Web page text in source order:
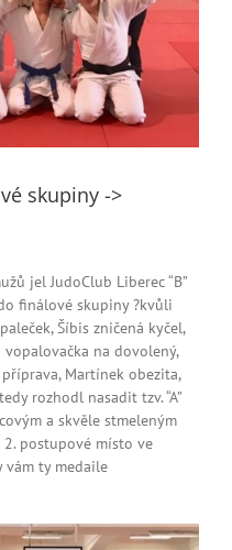
skupiny ->
jel JudoClub Liberec “B”
finálové skupiny ?kvůli
Šíbis zničená kyčel,
na dovolený,
Martínek obezita,
rozhodl nasadit tzv. “A”
a skvěle stmeleným
postupové místo ve
ty medaile